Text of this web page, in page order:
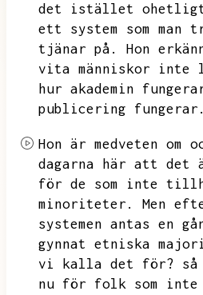
det istället
ett system som
tjänar på.
Hon
vita människor inte
hur akademin
publicering fungerar.
Hon är medveten om
dagarna här att
för de som inte
minoriteter.
Men
systemen antas en
gynnat etniska
vi kalla det för?
nu för folk som